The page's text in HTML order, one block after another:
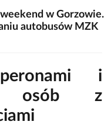
weekend w Gorzowie.
autobusów MZK
i
osób z